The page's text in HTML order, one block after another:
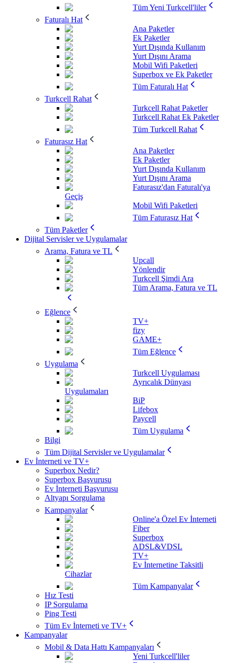
Tüm Yeni Turkcell'liler
Faturalı Hat
Ana Paketler
Ek Paketler
Yurt Dışında Kullanım
Yurt Dışını Arama
Mobil Wifi Paketleri
Superbox ve Ek Paketler
Tüm Faturalı Hat
Turkcell Rahat
Turkcell Rahat Paketler
Turkcell Rahat Ek Paketler
Tüm Turkcell Rahat
Faturasız Hat
Ana Paketler
Ek Paketler
Yurt Dışında Kullanım
Yurt Dışını Arama
Faturasız'dan Faturalı'ya
Geçiş
Mobil Wifi Paketleri
Tüm Faturasız Hat
Tüm Paketler
Dijital Servisler ve Uygulamalar
Arama, Fatura ve TL
Upcall
Yönlendir
Turkcell Şimdi Ara
Tüm Arama, Fatura ve TL
Eğlence
TV+
fizy
GAME+
Tüm Eğlence
Uygulama
Turkcell Uygulaması
Ayrıcalık Dünyası
Uygulamaları
BiP
Lifebox
Paycell
Tüm Uygulama
Bilgi
Tüm Dijital Servisler ve Uygulamalar
Ev İnterneti ve TV+
Superbox Nedir?
Superbox Başvurusu
Ev İnterneti Başvurusu
Altyapı Sorgulama
Kampanyalar
Online'a Özel Ev İnterneti
Fiber
Superbox
ADSL&VDSL
TV+
Ev İnternetine Taksitli
Cihazlar
Tüm Kampanyalar
Hız Testi
IP Sorgulama
Ping Testi
Tüm Ev İnterneti ve TV+
Kampanyalar
Mobil & Data Hattı Kampanyaları
Yeni Turkcell'liler